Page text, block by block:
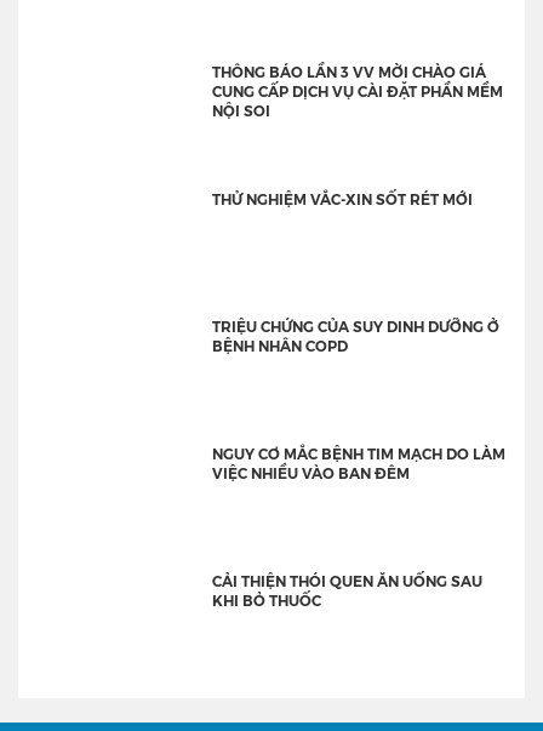
THÔNG BÁO LẦN 3 VV MỜI CHÀO GIÁ
CUNG CẤP DỊCH VỤ CÀI ĐẶT PHẦN MỀM
NỘI SOI
THỬ NGHIỆM VẮC-XIN SỐT RÉT MỚI
TRIỆU CHỨNG CỦA SUY DINH DƯỠNG Ở
BỆNH NHÂN COPD
NGUY CƠ MẮC BỆNH TIM MẠCH DO LÀM
VIỆC NHIỀU VÀO BAN ĐÊM
CẢI THIỆN THÓI QUEN ĂN UỐNG SAU
KHI BỎ THUỐC